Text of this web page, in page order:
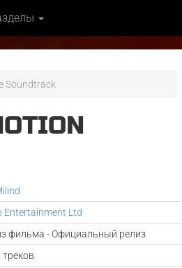
Soundtrack
Entertainment Ltd
фильма - Официальный релиз